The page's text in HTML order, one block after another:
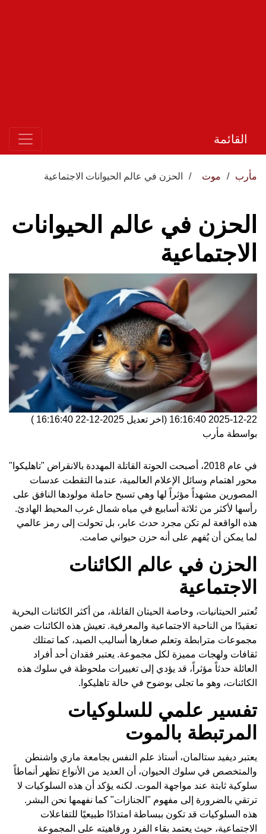
القائمة
مأرب موت الحزن في عالم الحيوانات الاجتماعية
الحزن في عالم الحيوانات
الاجتماعية
2025-12-22 16:16:40 (اخر تعديل 2025-12-22 16:16:40
)
بواسطة مأرب
في عام 2018، أصبحت الحوتة القاتلة المهددة بالانقراض "تاهليكوا"
محور اهتمام وسائل الإعلام العالمية، عندما التقطت عدسات
المصورين مشهداً مؤثراً لها وهي تسبح حاملة مولودها النافق على
رأسها لأكثر من ثلاثة أسابيع في مياه شمال غرب المحيط الهادئ.
هذه الواقعة لم تكن مجرد حدث عابر، بل تحولت إلى رمز عالمي
لما يمكن أن يُفهم على أنه حزن حيواني صامت.
الحزن في عالم الكائنات
الاجتماعية
تُعتبر الحيتانيات، وخاصة الحيتان القاتلة، من أكثر الكائنات البحرية
تعقيدًا من الناحية الاجتماعية والمعرفية. تعيش هذه الكائنات ضمن
مجموعات مترابطة وتعلم صغارها أساليب الصيد، كما تمتلك
ثقافات ولهجات مميزة لكل مجموعة. يعتبر فقدان أحد أفراد
العائلة حدثاً مؤثراً، قد يؤدي إلى تغييرات ملحوظة في سلوك هذه
الكائنات، وهو ما تجلى بوضوح في حالة تاهليكوا.
تفسير علمي للسلوكيات
المرتبطة بالموت
يعتبر ديفيد ستالمان، أستاذ علم النفس بجامعة ماري واشنطن
والمتخصص في سلوك الحيوان، أن العديد من الأنواع تظهر أنماطاً
سلوكية ثابتة عند مواجهة الموت. لكنه يؤكد أن هذه السلوكيات لا
ترتقي بالضرورة إلى مفهوم "الجنازات" كما نفهمها نحن البشر.
هذه السلوكيات قد تكون ببساطة امتدادًا طبيعيًا للتفاعلات
الاجتماعية، حيث يعتمد بقاء الفرد ورفاهيته على المجموعة